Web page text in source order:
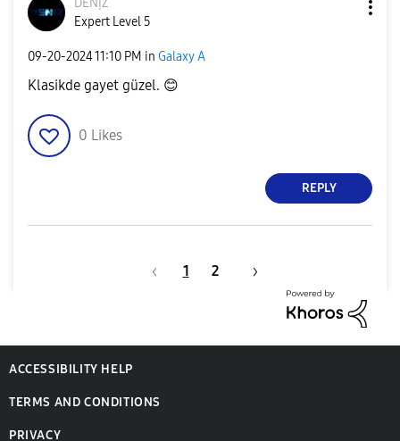
DENỊZ
Expert Level 5
‎09-20-202411:10 PM in Galaxy A
Klasikde gayet güzel. 😊
0 Likes
REPLY
1 2
ACCESSIBILITY HELP
TERMS AND CONDITIONS
PRIVACY